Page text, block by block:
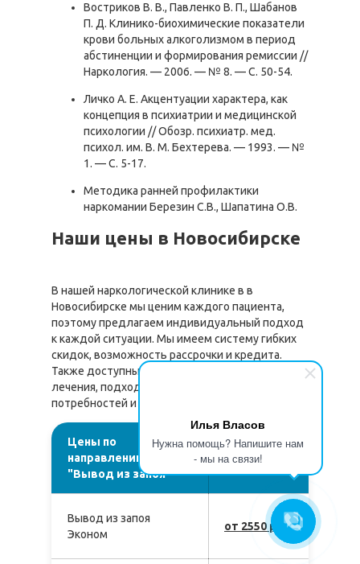
Илья Власов
Нужна помощь? Напишите нам
- мы на связи!
Востриков В. В., Павленко В. П., Шабанов
П. Д. Клинико-биохимические показатели
крови больных алкоголизмом в период
абстиненции и формирования ремиссии //
Наркология. — 2006. — № 8. — С. 50-54.
Личко А. Е. Акцентуации характера, как
концепция в психиатрии и медицинской
психологии // Обозр. психиатр. мед.
психол. им. В. М. Бехтерева. — 1993. — №
1. — С. 5-17.
Методика ранней профилактики
наркомании Березин С.В., Шапатина О.В.
Наши цены в Новосибирске
В нашей наркологической клинике в в
Новосибирске мы ценим каждого пациента,
поэтому предлагаем индивидуальный подход
к каждой ситуации. Мы имеем систему гибких
скидок, возможность рассрочки и кредита.
Также доступны различные программы
лечения, подходящие для разных
потребностей и бюджетов.
Цены по
направлению
"Вывод из запоя"
Стоимость,
руб
Вывод из запоя
Эконом
от 2550 руб.